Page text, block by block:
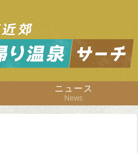
ニュース
News